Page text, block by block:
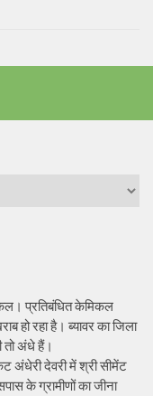
प्रतिबंधित केमिकल
हो रहा है। ब्यावर का जिला
तो अंधे हैं।
अंधेरी देवरी में श्री सीमेंट
के ग्रामीणों का जीना